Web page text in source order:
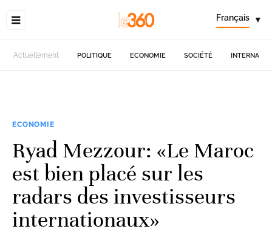
Français ▾
Actuellement POLITIQUE ECONOMIE SOCIÉTÉ
ECONOMIE
Ryad Mezzour: «Le Maroc
est bien placé sur les
radars des investisseurs
internationaux»